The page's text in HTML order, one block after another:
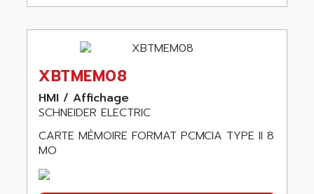
XBTMEM08
HMI / Affichage
SCHNEIDER ELECTRIC
CARTE MÉMOIRE FORMAT PCMCIA TYPE II 8
MO